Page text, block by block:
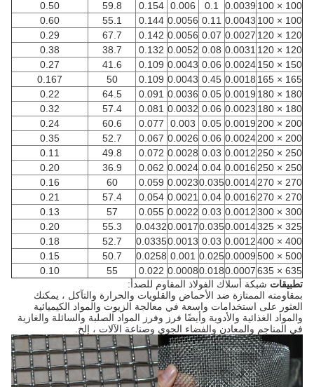
100 × 100
0.0039
0.1
0.006
0.154
59.8
0.50
100 × 100
0.0043
0.11
0.0056
0.144
55.1
0.60
120 × 120
0.0027
0.07
0.0056
0.142
67.7
0.29
120 × 120
0.0031
0.08
0.0052
0.132
38.7
0.38
150 × 150
0.0024
0.06
0.0043
0.109
41.6
0.27
165 × 165
0.0018
0.45
0.0043
0.109
50
0.167
180 × 180
0.0019
0.05
0.0036
0.091
64.5
0.22
180 × 180
0.0023
0.06
0.0032
0.081
57.4
0.32
200 × 200
0.0019
0.05
0.003
0.077
60.6
0.24
200 × 200
0.0024
0.06
0.0026
0.067
52.7
0.35
250 × 250
0.0012
0.03
0.0028
0.072
49.8
0.11
250 × 250
0.0016
0.04
0.0024
0.062
36.9
0.20
270 × 270
0.0014
0.035
0.0023
0.059
60
0.16
270 × 270
0.0016
0.04
0.0021
0.054
57.4
0.21
300 × 300
0.0012
0.03
0.0022
0.055
57
0.13
325 × 325
0.0014
0.035
0.0017
0.0432
55.3
0.20
400 × 400
0.0012
0.03
0.0013
0.0335
52.7
0.18
500 × 500
0.0009
0.025
0.001
0.0258
50.7
0.15
635 × 635
0.0007
0.018
0.0008
0.022
55
0.10
تطبيقاتشبكة أسلاك الفولاذ المقاوم للصدأ:
بمقاومته الممتازة ضد الأحماض والقلويات والحرارة والتآكل ، يمكنك
العثور على استخدامات واسعة في معالجة الزيوت والمواد الكيميائية
والمواد الغذائية والأدوية وأيضًا فرز وفرز المواد الصلبة والسائلة والغازية
في المناجم والمعادن والفضاء الجوي وصناعة الآلات ، إلخ.